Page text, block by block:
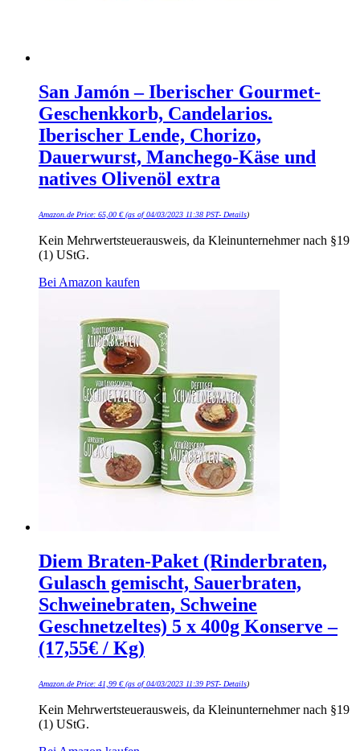
San Jamón – Iberischer Gourmet-
Geschenkkorb, Candelarios.
Iberischer Lende, Chorizo,
Dauerwurst, Manchego-Käse und
natives Olivenöl extra
Amazon.de Price: 65,00 €(as of 04/03/2023 11:38 PST- Details)
Kein Mehrwertsteuerausweis, da Kleinunternehmer nach §19
(1) UStG.
Bei Amazon kaufen
Diem Braten-Paket (Rinderbraten,
Gulasch gemischt, Sauerbraten,
Schweinebraten, Schweine
Geschnetzeltes) 5 x 400g Konserve –
(17,55€ / Kg)
Amazon.de Price: 41,99 €(as of 04/03/2023 11:39 PST- Details)
Kein Mehrwertsteuerausweis, da Kleinunternehmer nach §19
(1) UStG.